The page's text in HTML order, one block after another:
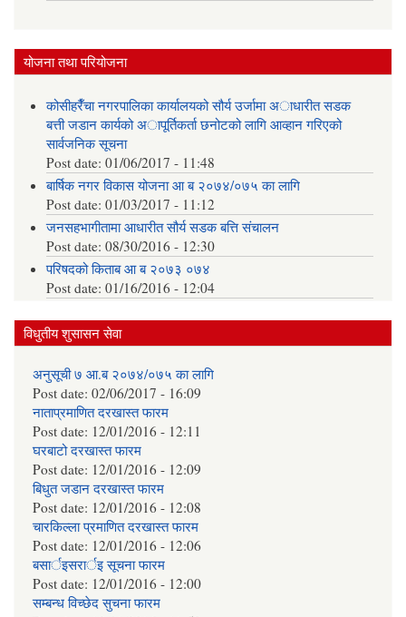
योजना तथा परियोजना
कोसीहरैँचा नगरपालिका कार्यालयको सौर्य उर्जामा अाधारीत सडक
बत्ती जडान कार्यको अापूर्तिकर्ता छनोटको लागि आव्हान गरिएको
सार्वजनिक सूचना
Post date:01/06/2017 - 11:48
बार्षिक नगर विकास योजना आ‍ ब २०७४/०७५ का लागि
Post date:01/03/2017 - 11:12
जनसहभागीतामा आधारीत सौर्य सडक बत्ति संचालन
Post date:08/30/2016 - 12:30
परिषदको किताब आ ब २०७३ ०७४
Post date:01/16/2016 - 12:04
विधुतीय शुसासन सेवा
अनुसूची ७ आ.ब २०७४/०७५ का लागि
Post date: 02/06/2017 - 16:09
नाताप्रमाणित दरखास्त फारम
Post date: 12/01/2016 - 12:11
घरबाटो दरखास्त फारम
Post date: 12/01/2016 - 12:09
बिधुत जडान दरखास्त फारम
Post date: 12/01/2016 - 12:08
चारकिल्ला प्रमाणित दरखास्त फारम
Post date: 12/01/2016 - 12:06
बसार्इसरार्इ सूचना फारम
Post date: 12/01/2016 - 12:00
सम्बन्ध विच्छेद सुचना फारम